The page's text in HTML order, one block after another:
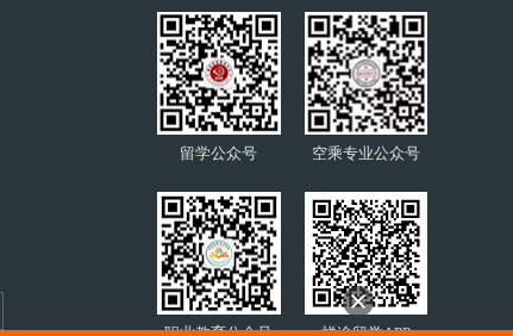
空乘专业公众号
留学公众号